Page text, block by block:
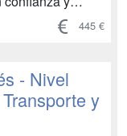
curso,
esencial,
oral, y
de manejar
445 €
- Nivel
y